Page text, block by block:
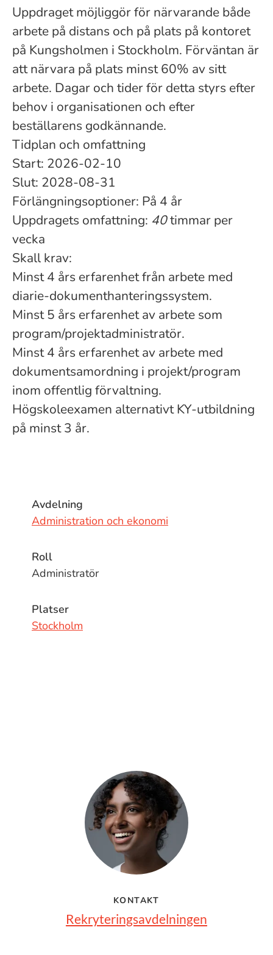
Uppdraget möjliggör för närvarande både
arbete på distans och på plats på kontoret
på Kungsholmen i Stockholm. Förväntan är
att närvara på plats minst 60% av sitt
arbete. Dagar och tider för detta styrs efter
behov i organisationen och efter
beställarens godkännande.
Tidplan och omfattning
Start: 2026-02-10
Slut: 2028-08-31
Förlängningsoptioner: På 4 år
Uppdragets omfattning: 40timmar per
vecka
Skall krav:
Minst 4 års erfarenhet från arbete med
diarie-dokumenthanteringssystem.
Minst 5 års erfarenhet av arbete som
program/projektadministratör.
Minst 4 års erfarenhet av arbete med
dokumentsamordning i projekt/program
inom offentlig förvaltning.
Högskoleexamen alternativt KY-utbildning
på minst 3 år.
Avdelning
Administration och ekonomi
Roll
Administratör
Platser
Stockholm
KONTAKT
Rekryteringsavdelningen